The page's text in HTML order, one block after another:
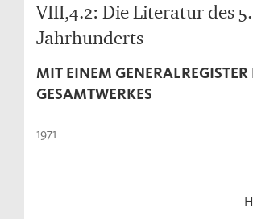
VIII,4.2: Die Literatur des
Jahrhunderts
MIT EINEM GENERALREGISTER
GESAMTWERKES
1971